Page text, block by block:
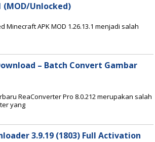
(MOD/Unlocked)
Minecraft APK MOD 1.26.13.1 menjadi salah
– Batch Convert Gambar
ReaConverter Pro 8.0.212 merupakan salah
yang
3.9.19 (1803) Full Activation